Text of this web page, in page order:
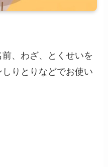
、わざ、とくせいを
りとりなどでお使い